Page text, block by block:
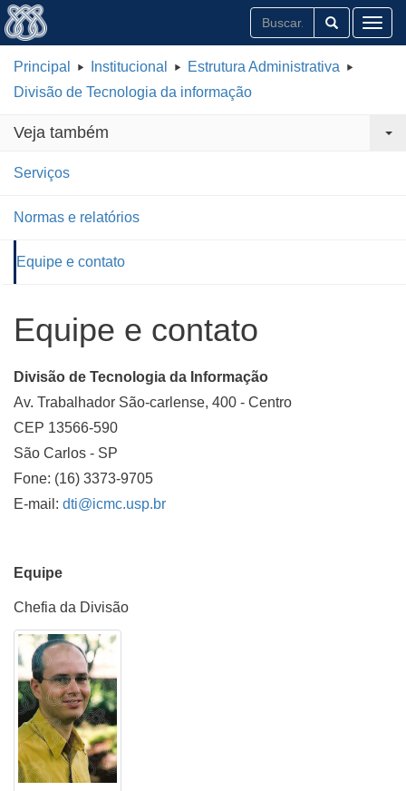
Principal Institucional
Estrutura Administrativa
Divisão de Tecnologia da informação
Veja também
Serviços
Normas e relatórios
Equipe e contato
Equipe e contato
Divisão de Tecnologia da Informação
Av. Trabalhador São-carlense, 400 - Centro
CEP 13566-590
São Carlos - SP
Fone: (16) 3373-9705
E-mail: dti@icmc.usp.br
Equipe
Chefia da Divisão